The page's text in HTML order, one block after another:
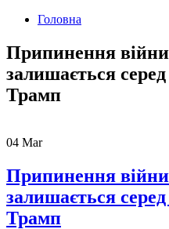
Головна
Припинення
залишається
Трамп
04 Mar
Припинення
залишається
Трамп